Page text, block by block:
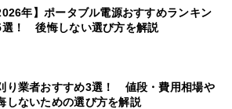
年】ポータブル電源おすすめランキン
選！ 後悔しない選び方を解説
り業者おすすめ3選！ 値段・費用相場や
しないための選び方を解説